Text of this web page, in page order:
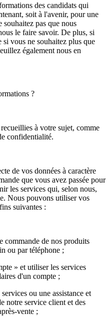
des candidats qui
soit à l'avenir, pour une
pas que nous
le faire savoir. De plus, si
vous ne souhaitez plus que
également nous en
?
à votre sujet, comme
confidentialité.
de vos données à caractère
que vous avez passée pour
les services qui, selon nous,
Nous pouvons utiliser vos
suivantes :
commande de nos produits
ou par téléphone ;
» et utiliser les services
d'un compte ;
ou une assistance et
notre service client et des
vente ;